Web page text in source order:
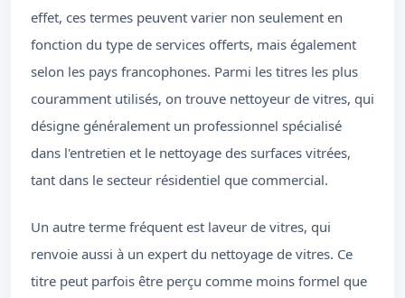
effet, ces termes peuvent varier non seulement en
fonction du type de services offerts, mais également
selon les pays francophones. Parmi les titres les plus
couramment utilisés, on trouve nettoyeur de vitres, qui
désigne généralement un professionnel spécialisé
dans l'entretien et le nettoyage des surfaces vitrées,
tant dans le secteur résidentiel que commercial.
Un autre terme fréquent est laveur de vitres, qui
renvoie aussi à un expert du nettoyage de vitres. Ce
titre peut parfois être perçu comme moins formel que